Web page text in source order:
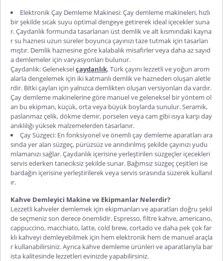
Elektronik Çay Demleme Makinesi: Çay demleme makineleri, hızlı
bir şekilde sıcak suyu optimal dengeye getirerek ideal içecekler suna
r. Çaydanlık formunda tasarlanan üst demlik ve alt kısmındaki kayna
r su haznesi uzun süreler boyunca çayınızı taze tutmak için tasarlan
mıştır. Demlik haznesine göre kalabalık misafirler veya daha az sayıd
a demlemeler için varyasyonları bulunur.
Çaydanlık: Gelenekselçaydanlık, Türk çayını lezzetli ve yoğun arom
alarla dengelemek için iki katmanlı demlik ve hazneden oluşan aletle
rdir. Bitki çayları için yalnızca demlikten oluşan versiyonları da vardır.
Çay demleme makinelerine göre manuel ve geleneksel bir yöntem ol
an bu ekipman, küçük, orta veya büyük boylarda sunulur. Seramik,
paslanmaz çelik, dökme demir, porselen veya cam gibi ısıya karşı day
anıklılığı yüksek malzemelerden tasarlanır.
Çay Süzgeci: En fonksiyonel ve önemli çay demleme aparatları ara
sında yer alan süzgeç, pürüzsüz ve arındırılmış şekilde çayınızı yudu
mlamanızı sağlar. Çaydanlık içerisine yerleştirilen süzgeçler içecekleri
servis ederken taneciksiz şekilde sunar. Bağımsız süzgeç çeşitleri ise
bardağın içerisine yerleştirilerek veya servis sırasında süzerek kullanıl
ır.
Kahve Demleyici Makine ve Ekipmanlar Nelerdir?
Lezzetli kahveler demlemek için ekipmanları ve aparatları doğru şekil
de seçmeniz son derece önemlidir. Espresso, filtre kahve, americano,
cappuccino, macchiato, latte, cold brew, cortado ve daha pek çok far
klı kahveyi demleyebilmek için hem elektronik hem de manuel araçla
r kullanabilirsiniz. Ayrıca kahve demleme ürünleri ve aparatlarıyla bar
ista kalitesinde lezzetleri evinizde yapabilirsiniz.